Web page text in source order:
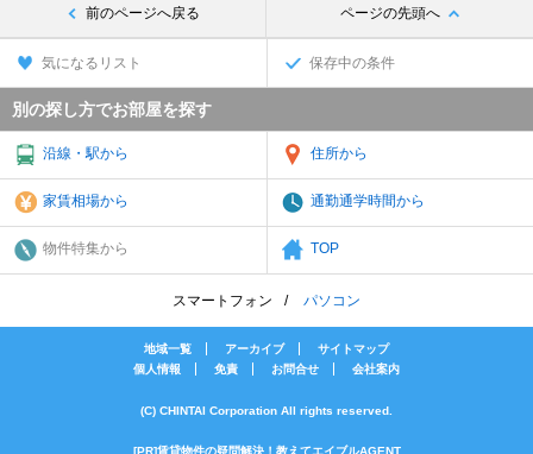
前のページへ戻る ページの先頭へ
気になるリスト 保存中の条件
別の探し方でお部屋を探す
沿線・駅から 住所から
家賃相場から 通勤通学時間から
物件特集から TOP
スマートフォン パソコン
地域一覧 アーカイブ
サイトマップ
個人情報
免責 お問合せ 会社案内
(C) CHINTAI Corporation All rights reserved.